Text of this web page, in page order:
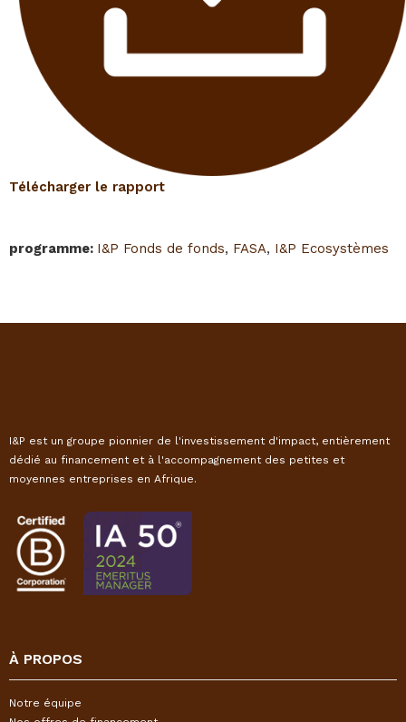
Télécharger le rapport
programme: I&P Fonds de fonds, FASA, I&P Ecosystèmes
I&P est un groupe pionnier de l'investissement d'impact, entièrement
dédié au financement et à l'accompagnement des petites et
moyennes entreprises en Afrique.
À PROPOS
Notre équipe